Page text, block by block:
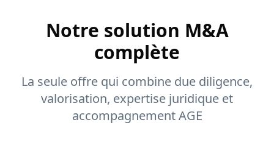
Notre solution M&A
complète
La seule offre qui combine due diligence,
valorisation, expertise juridique et
accompagnement AGE